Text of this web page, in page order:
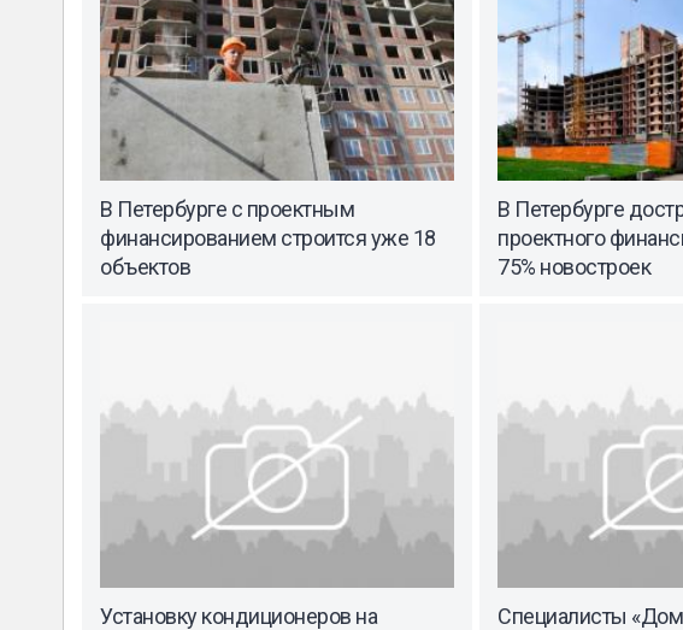
В Петербурге с проектным
финансированием строится уже 18
объектов
В Петербурге
проектного
75% новостроек
Установку кондиционеров на
Специалисты